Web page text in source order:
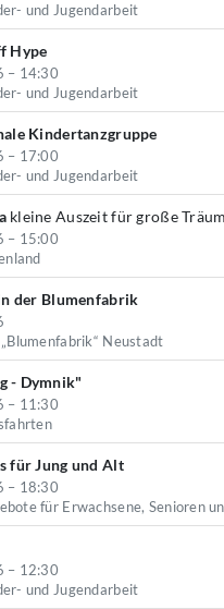
und Jugendarbeit
Hype
– 14:30
und Jugendarbeit
Kindertanzgruppe
– 17:00
und Jugendarbeit
kleine Auszeit für große
– 15:00
der Blumenfabrik
Neustadt
- Dymnik"
– 11:30
für Jung und Alt
– 18:30
für Erwachsene, Senioren
– 12:30
und Jugendarbeit